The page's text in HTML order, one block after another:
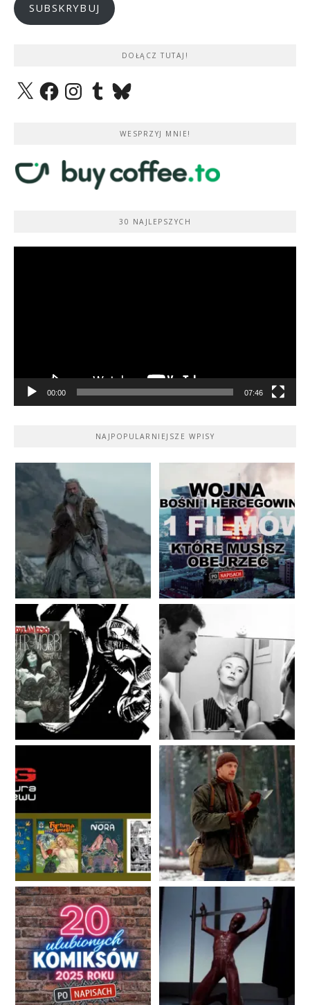
SUBSKRYBUJ
DOŁĄCZ TUTAJ!
X FacebookInstagramTumblrBluesky
WESPRZYJ MNIE!
30 NAJLEPSZYCH
00:00 07:46
NAJPOPULARNIEJSZE WPISY